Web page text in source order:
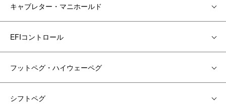
キャブレター・マニホールド
EFIコントロール
フットペグ・ハイウェーペグ
シフトペグ